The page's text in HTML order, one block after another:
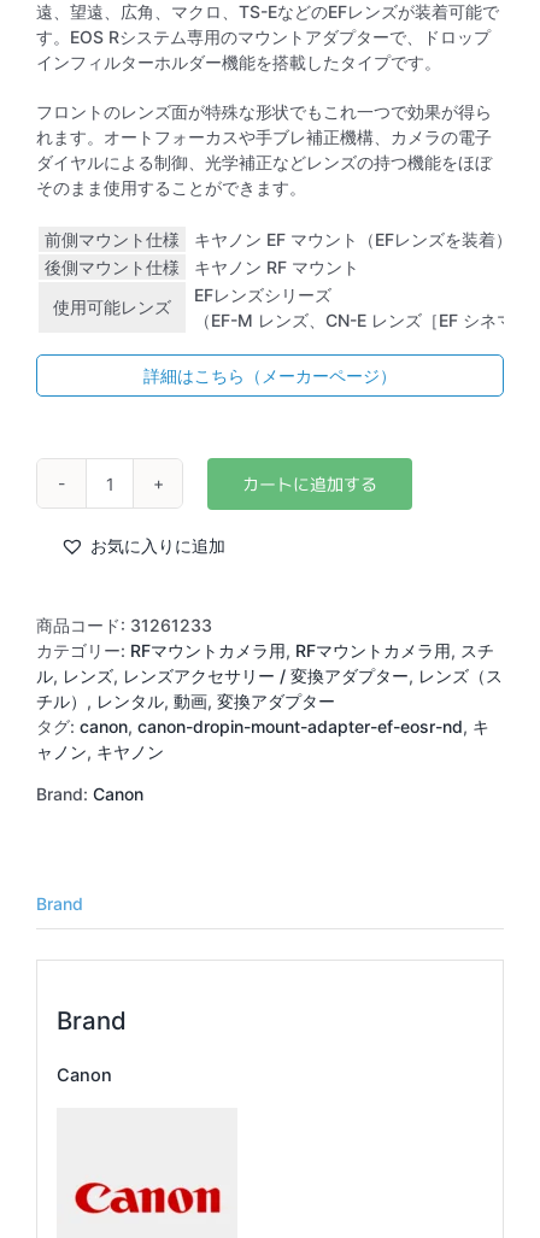
遠、望遠、広角、マクロ、TS-EなどのEFレンズが装着可能で
す。EOS Rシステム専用のマウントアダプターで、ドロップ
インフィルターホルダー機能を搭載したタイプです。
フロントのレンズ面が特殊な形状でもこれ一つで効果が得ら
れます。オートフォーカスや手ブレ補正機構、カメラの電子
ダイヤルによる制御、光学補正などレンズの持つ機能をほぼ
そのまま使用することができます。
前側マウント仕様
キヤノン EF マウント（EFレンズを装着）
後側マウント仕様
キヤノン RF マウント
使用可能レンズ
EFレンズシリーズ
（EF-M レンズ、CN-E レンズ［EF シネマレ
詳細はこちら（メーカーページ）
Canon
ロ
イ
ン
マ
ウ
ン
ト
ダ
EOS
ND
個
お気に入りに追加
商品コード: 31261233
カテゴリー: RFマウントカメラ用, RFマウントカメラ用, スチ
ル, レンズ, レンズアクセサリー / 変換アダプター, レンズ（ス
チル） , レンタル, 動画, 変換アダプター
タグ: canon, canon-dropin-mount-adapter-ef-eosr-nd, キ
ャノン, キヤノン
Brand: Canon
Brand
Brand
Canon